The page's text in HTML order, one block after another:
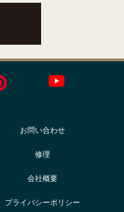
お問い合わせ
修理
会社概要
プライバシーポリシー